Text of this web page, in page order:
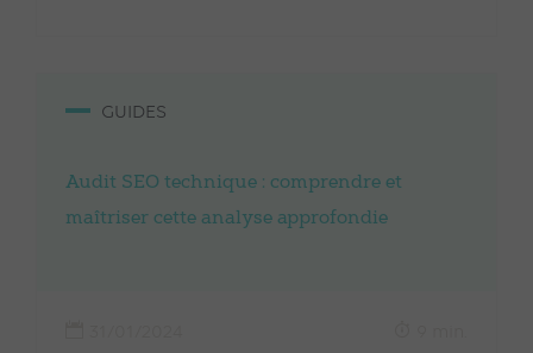
GUIDES
Audit SEO technique : comprendre et
maîtriser cette analyse approfondie